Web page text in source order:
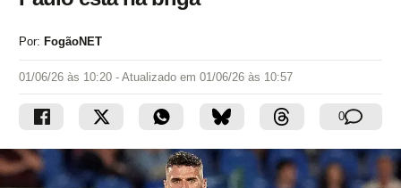
Por: FogãoNET
01/06/26 às 10:20 - Atualizado em 01/06/26 às 10:57
0